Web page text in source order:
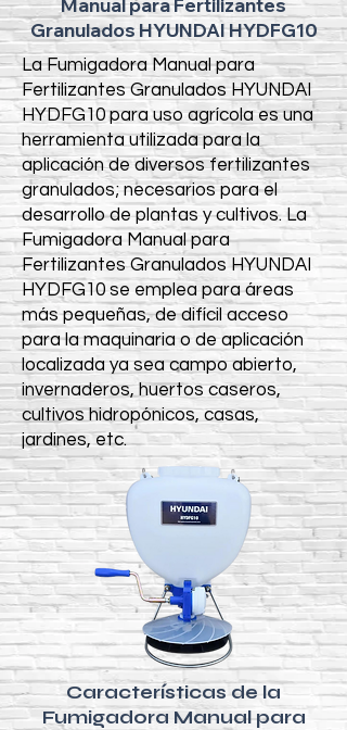
Manual para Fertilizantes
Granulados HYUNDAI HYDFG10
La Fumigadora Manual para
Fertilizantes Granulados HYUNDAI
HYDFG10para uso agrícola es una
herramienta utilizada para la
aplicación de diversos fertilizantes
granulados; necesarios para el
desarrollo de plantas y cultivos.La
Fumigadora Manual para
Fertilizantes Granulados HYUNDAI
HYDFG10se emplea para áreas
más pequeñas, de difícil acceso
para la maquinaria o de aplicación
localizada ya sea campo abierto,
invernaderos, huertos caseros,
cultivos hidropónicos, casas,
jardines, etc.
Características de la
Fumigadora Manual para